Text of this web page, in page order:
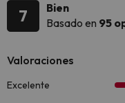
7
Bien
Basado en 95